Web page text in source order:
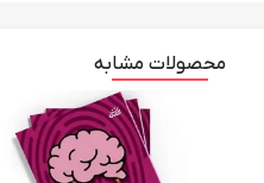
محصولات مشابه